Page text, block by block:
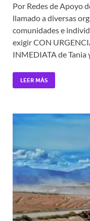
Por Redes de Apoyo
llamado a diversas
comunidades e
exigir CON
INMEDIATA de Tania
LEER MÁS